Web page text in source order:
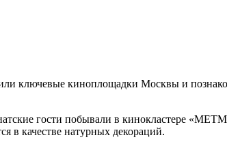
ключевые киноплощадки Москвы и
гости побывали в кинокластере
в качестве натурных декораций.